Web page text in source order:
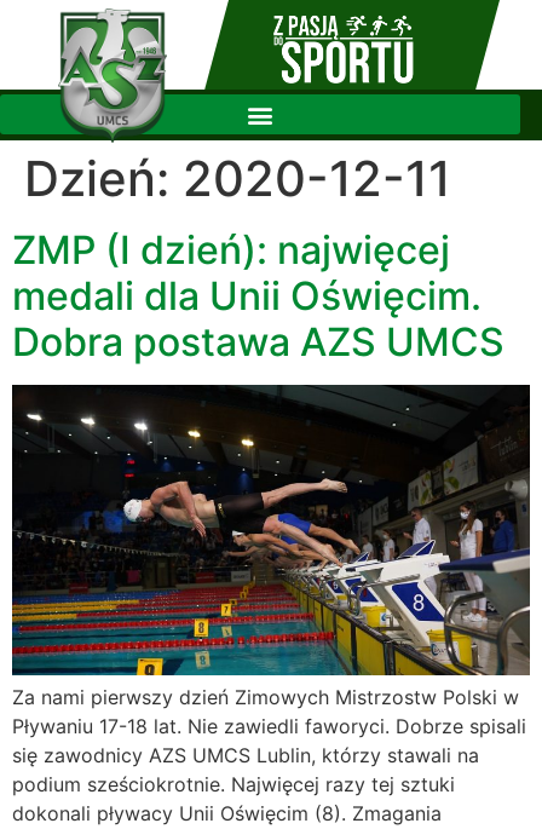
Dzień: 2020-12-11
ZMP (I dzień): najwięcej
medali dla Unii Oświęcim.
Dobra postawa AZS UMCS
Za nami pierwszy dzień Zimowych Mistrzostw Polski w
Pływaniu 17-18 lat. Nie zawiedli faworyci. Dobrze spisali
się zawodnicy AZS UMCS Lublin, którzy stawali na
podium sześciokrotnie. Najwięcej razy tej sztuki
dokonali pływacy Unii Oświęcim (8). Zmagania